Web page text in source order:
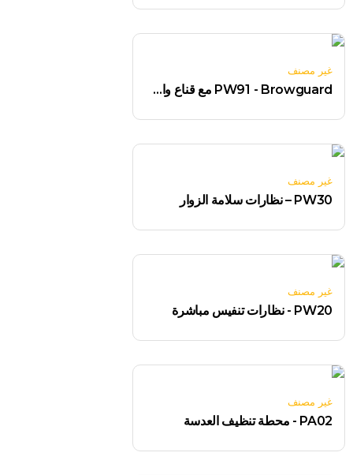
غير مصنف
PW91 - Browguard مع قناع واضح
غير مصنف
PW30 – نظارات سلامة الزوار
غير مصنف
PW20 - نظارات تنفيس مباشرة
غير مصنف
PA02 - محطة تنظيف العدسة